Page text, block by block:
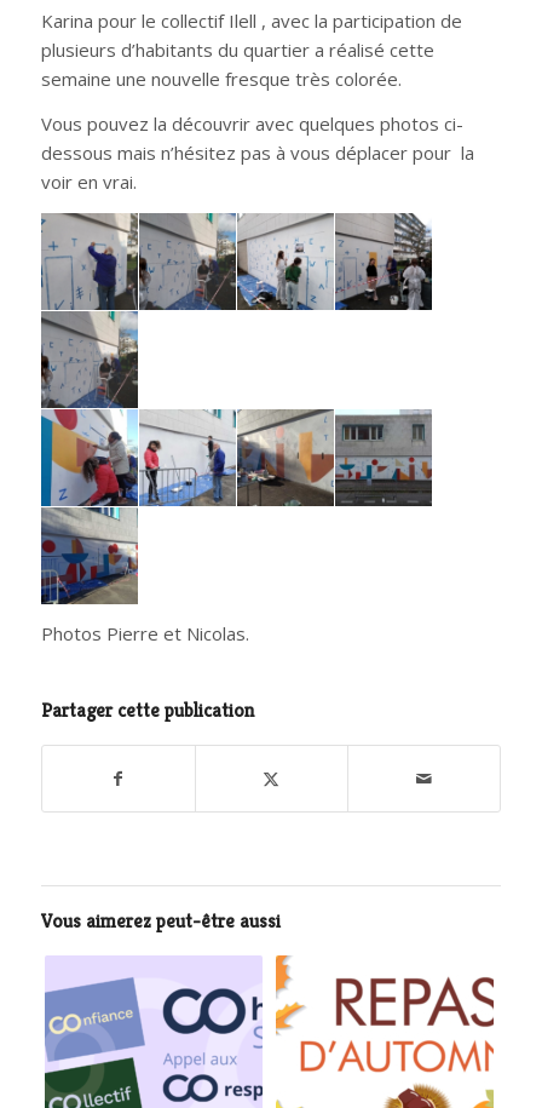
Karina pour le collectif Ilell , avec la participation de
plusieurs d’habitants du quartier a réalisé cette
semaine une nouvelle fresque très colorée.
Vous pouvez la découvrir avec quelques photos ci-
dessous mais n’hésitez pas à vous déplacer pour la
voir en vrai.
Photos Pierre et Nicolas.
Partager cette publication
Vous aimerez peut-être aussi